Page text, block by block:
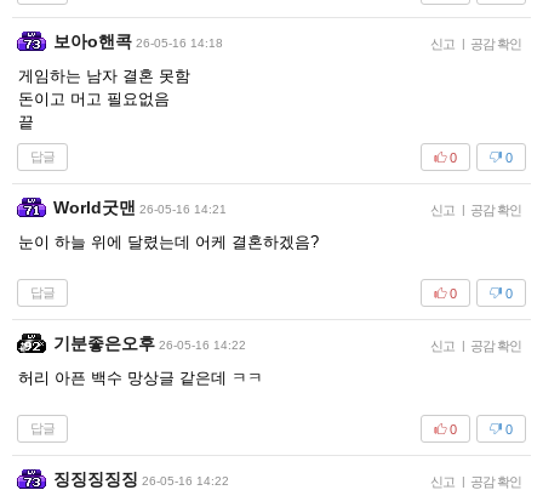
보아o핸콕 26-05-16 14:18 신고 | 공감 확인
게임하는 남자 결혼 못함
돈이고 머고 필요없음
끝
답글 0
0
World굿맨 26-05-16 14:21 신고 | 공감 확인
눈이 하늘 위에 달렸는데 어케 결혼하겠음?
답글 0
0
기분좋은오후 26-05-16 14:22 신고 | 공감 확인
허리 아픈 백수 망상글 같은데 ㅋㅋ
답글 0
0
징징징징징 26-05-16 14:22 신고 | 공감 확인